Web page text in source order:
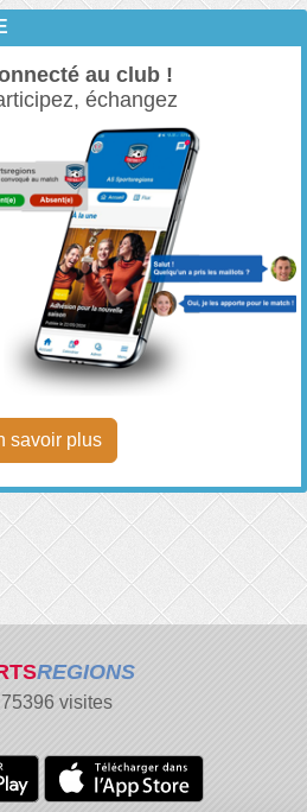
au club !
échangez
savoir plus
REGIONS
75396visites